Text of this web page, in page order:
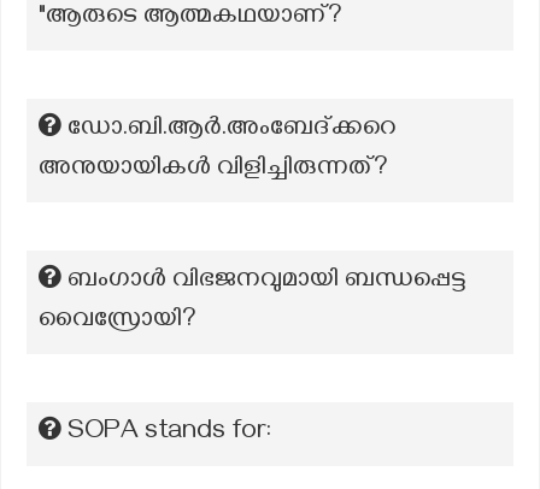
"ആരുടെ ആത്മകഥയാണ്?
ഡോ.ബി.ആർ.അംബേദ്ക്കറെ
അനുയായികൾ വിളിച്ചിരുന്നത്?
ബംഗാൾ വിഭജനവുമായി ബന്ധപ്പെട്ട
വൈസ്രോയി?
SOPA stands for: